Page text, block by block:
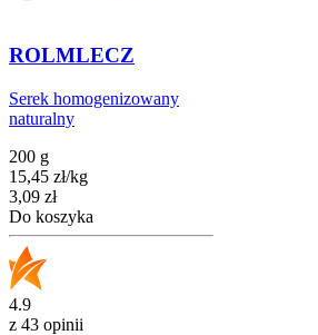
ROLMLECZ
Serek homogenizowany
naturalny
200 g
15,45 zł/kg
Cena
3,09 zł
Do koszyka
4.9
z 43 opinii